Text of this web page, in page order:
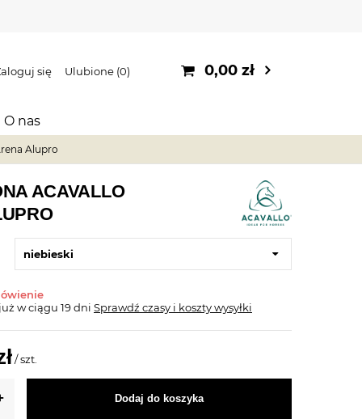
się Ulubione 0 0,00 zł
O nas
Alupro
ACAVALLO
niebieski
w ciągu 19 dni Sprawdź czasy i koszty wysyłki
/szt.
Dodaj do koszyka